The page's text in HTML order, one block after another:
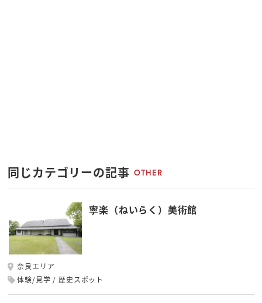
同じカテゴリーの記事 OTHER
寧楽（ねいらく）美術館
奈良エリア
体験/見学
歴史スポット